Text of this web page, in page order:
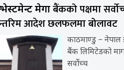
मेगाबैंकको पक्षमा
आदेश छलफलमा बोलावट
काठमाण्डु – नेपाल
बैंक लिमिटेडको
सर्वोच्च